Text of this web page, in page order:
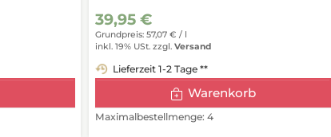
39,95 €
Grundpreis: 57,07 € /
inkl. 19% USt. zzgl. Versand
Lieferzeit 1-2 Tage **
Warenkorb
Maximalbestellmenge: 4